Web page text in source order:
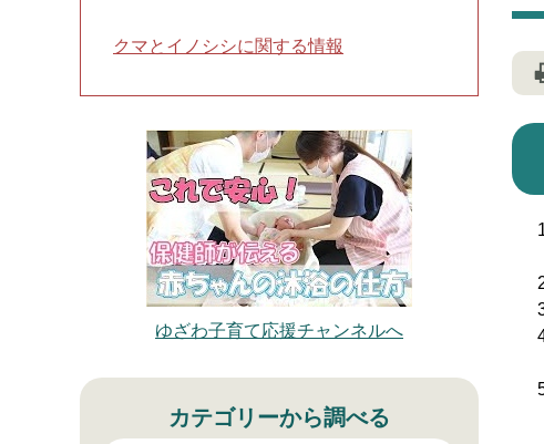
クマとイノシシに関する情報
ゆざわ子育て応援チャンネルへ
カテゴリーから調べる